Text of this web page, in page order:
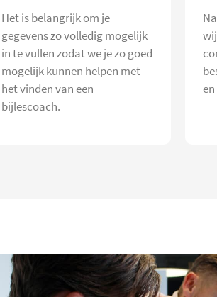
Het is belangrijk om je
gegevens zo volledig mogelijk
in te vullen zodat we je zo goed
mogelijk kunnen helpen met
het vinden van een
bijlescoach.